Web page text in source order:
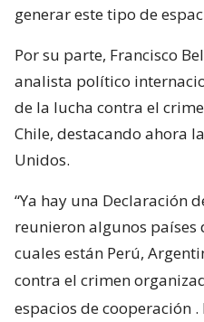
generar este tipo de
Por su parte, Francisco
analista político
de la lucha contra el
Chile, destacando ahora
Unidos.
“Ya hay una Declaración
reunieron algunos países
cuales están Perú,
contra el crimen
espacios de cooperación .